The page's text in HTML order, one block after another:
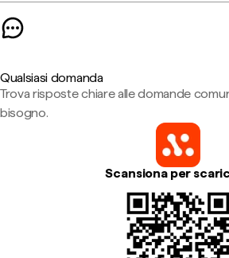
Qualsiasi domanda
Trova risposte chiare alle domande
bisogno.
Scansiona per